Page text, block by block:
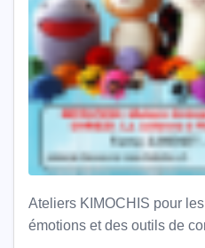
Ateliers KIMOCHIS pour
émotions et des outils de